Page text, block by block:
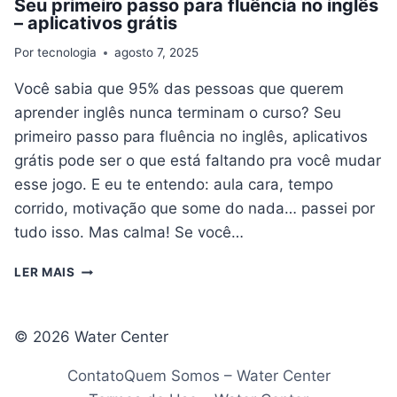
Seu primeiro passo para fluência no inglês
– aplicativos grátis
Por tecnologia agosto 7, 2025
Você sabia que 95% das pessoas que querem
aprender inglês nunca terminam o curso? Seu
primeiro passo para fluência no inglês, aplicativos
grátis pode ser o que está faltando pra você mudar
esse jogo. E eu te entendo: aula cara, tempo
corrido, motivação que some do nada… passei por
tudo isso. Mas calma! Se você…
LER MAIS SEU
FLUÊNCIA
INGLÊS
© 2026 Water Center
ContatoQuem Somos – Water Center